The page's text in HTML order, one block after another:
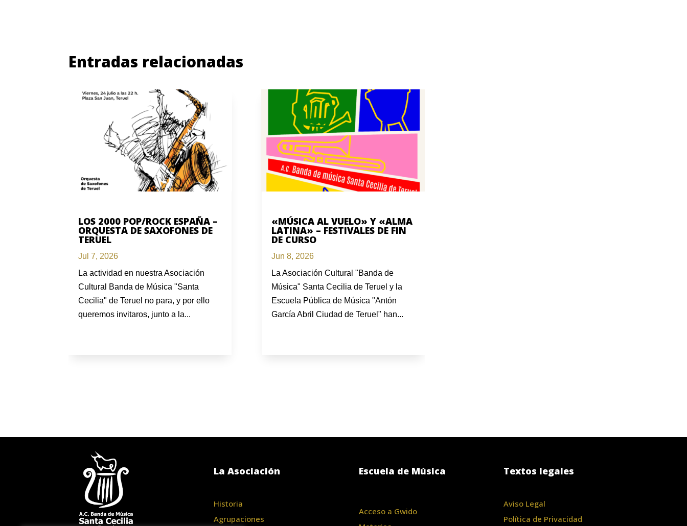
Entradas relacionadas
LOS 2000 POP/ROCK ESPAÑA –
ORQUESTA DE SAXOFONES DE
TERUEL
Jul 7, 2026
La actividad en nuestra Asociación
Cultural Banda de Música "Santa
Cecilia" de Teruel no para, y por ello
queremos invitaros, junto a la...
«MÚSICA AL VUELO» Y «ALMA
LATINA» – FESTIVALES DE FIN
DE CURSO
Jun 8, 2026
La Asociación Cultural "Banda de
Música" Santa Cecilia de Teruel y la
Escuela Pública de Música "Antón
García Abril Ciudad de Teruel" han...
La Asociación
Historia
Agrupaciones
Escuela de Música
Acceso a Gwido
Textos legales
Aviso Legal
Política de Privacidad